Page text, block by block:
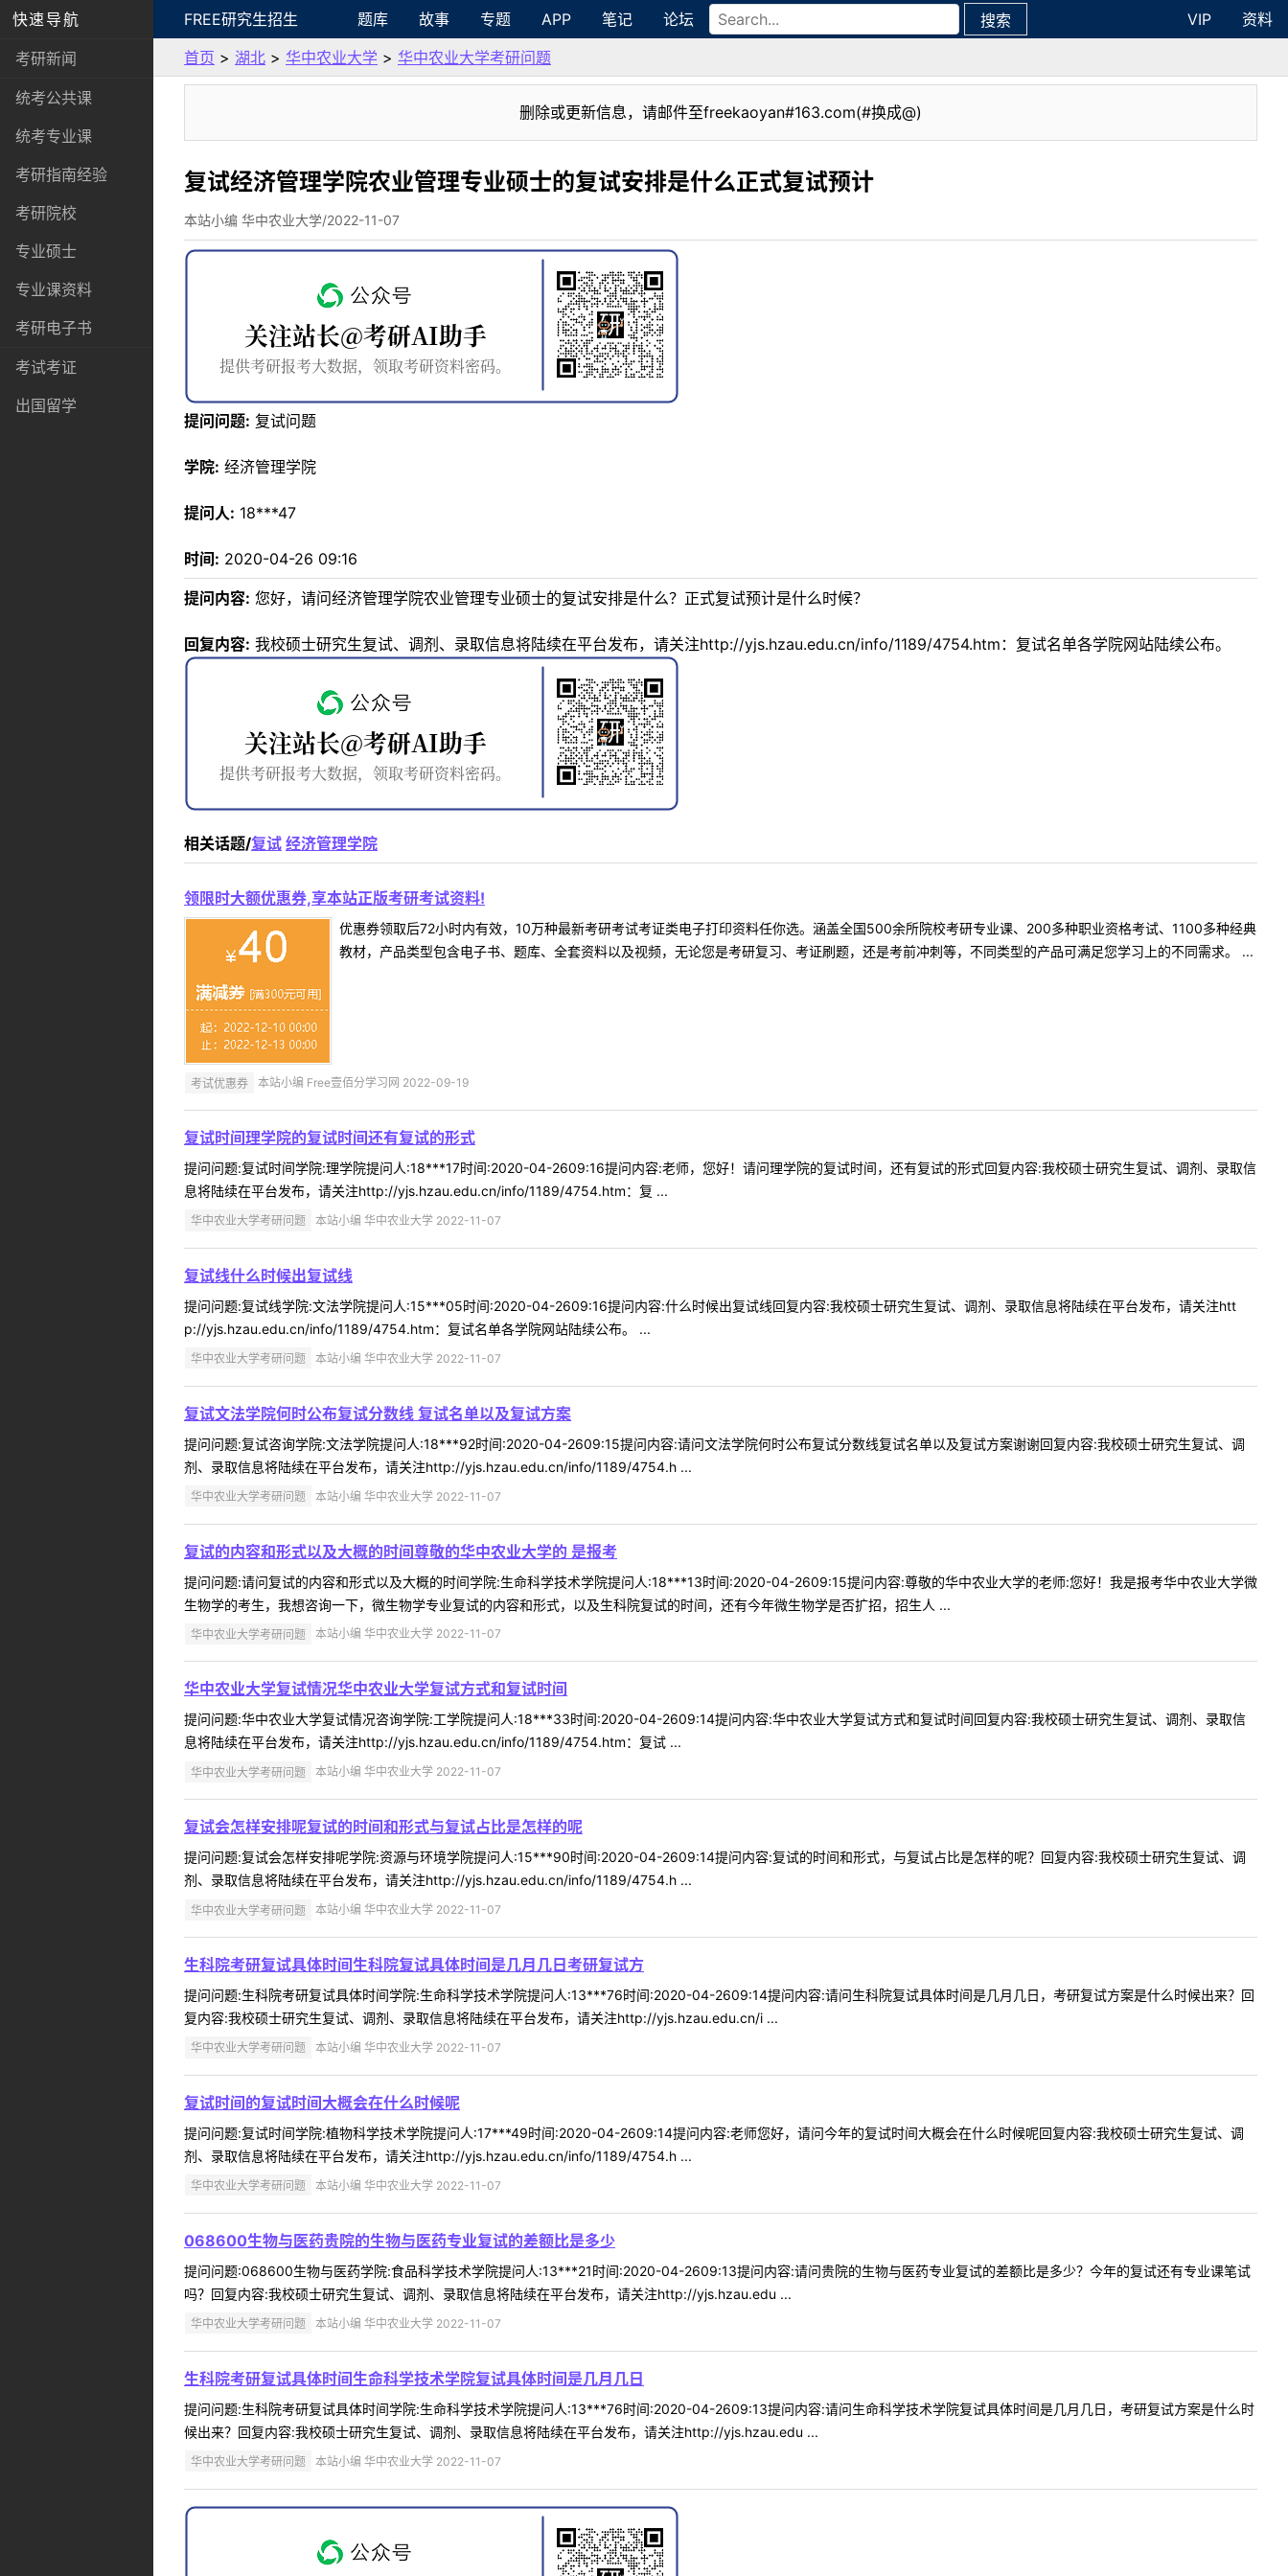
快速导航
考研新闻
统考公共课
统考专业课
考研指南经验
考研院校
专业硕士
专业课资料
考研电子书
考试考证
出国留学
FREE研究生招生 题库 故事 专题 APP 笔记 论坛 搜索 VIP
资料
首页 > 湖北 > 华中农业大学 > 华中农业大学考研问题
删除或更新信息，请邮件至freekaoyan#163.com(#换成@)
复试经济管理学院农业管理专业硕士的复试安排是什么正式复试预计
本站小编 华中农业大学/2022-11-07
提问问题: 复试问题
学院: 经济管理学院
提问人: 18***47
时间: 2020-04-26 09:16
提问内容: 您好，请问经济管理学院农业管理专业硕士的复试安排是什么？正式复试预计是什么时候？
回复内容: 我校硕士研究生复试、调剂、录取信息将陆续在平台发布，请关注http://yjs.hzau.edu.cn/info/1189/4754.htm：复试名单各学院网站陆续公布。
相关话题/复试 经济管理学院
领限时大额优惠券,享本站正版考研考试资料!
优惠券领取后72小时内有效，10万种最新考研考试考证类电子打印资料任你选。涵盖全国500余所院校考研专业课、200多种职业资格考试、1100多种经典
教材，产品类型包含电子书、题库、全套资料以及视频，无论您是考研复习、考证刷题，还是考前冲刺等，不同类型的产品可满足您学习上的不同需求。 ...
考试优惠券 本站小编 Free壹佰分学习网 2022-09-19
复试时间理学院的复试时间还有复试的形式
提问问题:复试时间学院:理学院提问人:18***17时间:2020-04-2609:16提问内容:老师，您好！请问理学院的复试时间，还有复试的形式回复内容:我校硕士研究生复试、调剂、录取信
息将陆续在平台发布，请关注http://yjs.hzau.edu.cn/info/1189/4754.htm：复 ...
华中农业大学考研问题 本站小编 华中农业大学 2022-11-07
复试线什么时候出复试线
提问问题:复试线学院:文法学院提问人:15***05时间:2020-04-2609:16提问内容:什么时候出复试线回复内容:我校硕士研究生复试、调剂、录取信息将陆续在平台发布，请关注htt
p://yjs.hzau.edu.cn/info/1189/4754.htm：复试名单各学院网站陆续公布。 ...
华中农业大学考研问题 本站小编 华中农业大学 2022-11-07
复试文法学院何时公布复试分数线 复试名单以及复试方案
提问问题:复试咨询学院:文法学院提问人:18***92时间:2020-04-2609:15提问内容:请问文法学院何时公布复试分数线复试名单以及复试方案谢谢回复内容:我校硕士研究生复试、调
剂、录取信息将陆续在平台发布，请关注http://yjs.hzau.edu.cn/info/1189/4754.h ...
华中农业大学考研问题 本站小编 华中农业大学 2022-11-07
复试的内容和形式以及大概的时间尊敬的华中农业大学的 是报考
提问问题:请问复试的内容和形式以及大概的时间学院:生命科学技术学院提问人:18***13时间:2020-04-2609:15提问内容:尊敬的华中农业大学的老师:您好！我是报考华中农业大学微
生物学的考生，我想咨询一下，微生物学专业复试的内容和形式，以及生科院复试的时间，还有今年微生物学是否扩招，招生人 ...
华中农业大学考研问题 本站小编 华中农业大学 2022-11-07
华中农业大学复试情况华中农业大学复试方式和复试时间
提问问题:华中农业大学复试情况咨询学院:工学院提问人:18***33时间:2020-04-2609:14提问内容:华中农业大学复试方式和复试时间回复内容:我校硕士研究生复试、调剂、录取信
息将陆续在平台发布，请关注http://yjs.hzau.edu.cn/info/1189/4754.htm：复试 ...
华中农业大学考研问题 本站小编 华中农业大学 2022-11-07
复试会怎样安排呢复试的时间和形式与复试占比是怎样的呢
提问问题:复试会怎样安排呢学院:资源与环境学院提问人:15***90时间:2020-04-2609:14提问内容:复试的时间和形式，与复试占比是怎样的呢？回复内容:我校硕士研究生复试、调
剂、录取信息将陆续在平台发布，请关注http://yjs.hzau.edu.cn/info/1189/4754.h ...
华中农业大学考研问题 本站小编 华中农业大学 2022-11-07
生科院考研复试具体时间生科院复试具体时间是几月几日考研复试方
提问问题:生科院考研复试具体时间学院:生命科学技术学院提问人:13***76时间:2020-04-2609:14提问内容:请问生科院复试具体时间是几月几日，考研复试方案是什么时候出来？回
复内容:我校硕士研究生复试、调剂、录取信息将陆续在平台发布，请关注http://yjs.hzau.edu.cn/i ...
华中农业大学考研问题 本站小编 华中农业大学 2022-11-07
复试时间的复试时间大概会在什么时候呢
提问问题:复试时间学院:植物科学技术学院提问人:17***49时间:2020-04-2609:14提问内容:老师您好，请问今年的复试时间大概会在什么时候呢回复内容:我校硕士研究生复试、调
剂、录取信息将陆续在平台发布，请关注http://yjs.hzau.edu.cn/info/1189/4754.h ...
华中农业大学考研问题 本站小编 华中农业大学 2022-11-07
068600生物与医药贵院的生物与医药专业复试的差额比是多少
提问问题:068600生物与医药学院:食品科学技术学院提问人:13***21时间:2020-04-2609:13提问内容:请问贵院的生物与医药专业复试的差额比是多少？今年的复试还有专业课笔试
吗？回复内容:我校硕士研究生复试、调剂、录取信息将陆续在平台发布，请关注http://yjs.hzau.edu ...
华中农业大学考研问题 本站小编 华中农业大学 2022-11-07
生科院考研复试具体时间生命科学技术学院复试具体时间是几月几日
提问问题:生科院考研复试具体时间学院:生命科学技术学院提问人:13***76时间:2020-04-2609:13提问内容:请问生命科学技术学院复试具体时间是几月几日，考研复试方案是什么时
候出来？回复内容:我校硕士研究生复试、调剂、录取信息将陆续在平台发布，请关注http://yjs.hzau.edu ...
华中农业大学考研问题 本站小编 华中农业大学 2022-11-07